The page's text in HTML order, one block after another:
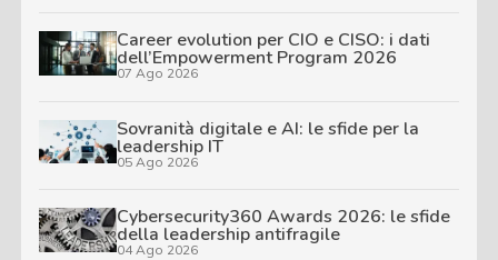
Career evolution per CIO e CISO: i dati
dell’Empowerment Program 2026
07 Ago 2026
Sovranità digitale e AI: le sfide per la
leadership IT
05 Ago 2026
Cybersecurity360 Awards 2026: le sfide
della leadership antifragile
04 Ago 2026